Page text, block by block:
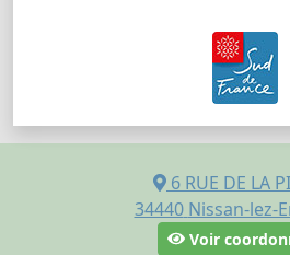
6 RUE DE LA
34440 Nissan-lez-
Voir